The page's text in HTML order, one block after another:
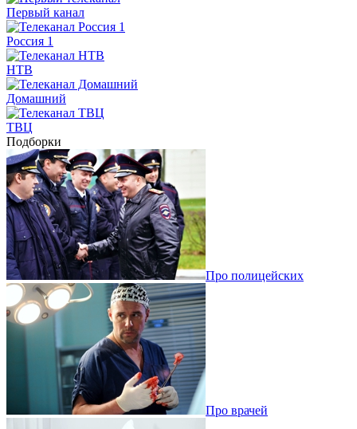
Первый канал
Россия 1
НТВ
Домашний
ТВЦ
Подборки
Про полицейских
Про врачей